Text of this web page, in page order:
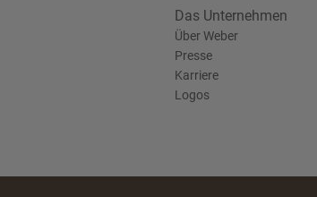
Das Unternehmen
Über Weber
Presse
Karriere
Logos